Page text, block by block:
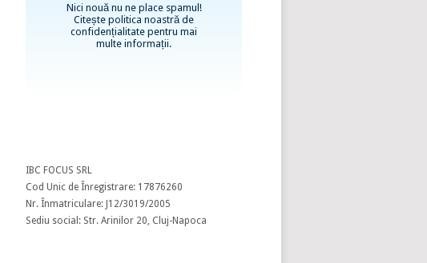
Nici nouă nu ne place spamul!
Citește politica noastră de
confidențialitate pentru mai
multe informații.
IBC FOCUS SRL
Cod Unic de Înregistrare: 17876260
Nr. Înmatriculare: J12/3019/2005
Sediu social: Str. Arinilor 20, Cluj-Napoca